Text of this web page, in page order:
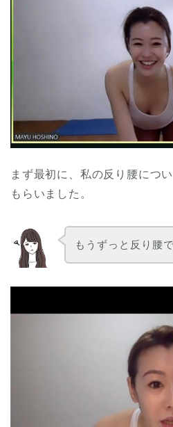
まず最初に、私の反り腰につ
もらいました。
もうずっと反り腰